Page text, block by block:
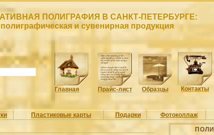
ПОЛИГРАФИЯ В САНКТ-ПЕТЕРБУРГЕ:
полиграфическая и сувенирная продукция
Главная Прайс-лист Образцы Контакты
Пластиковые карты Подарки Фотоколлаж